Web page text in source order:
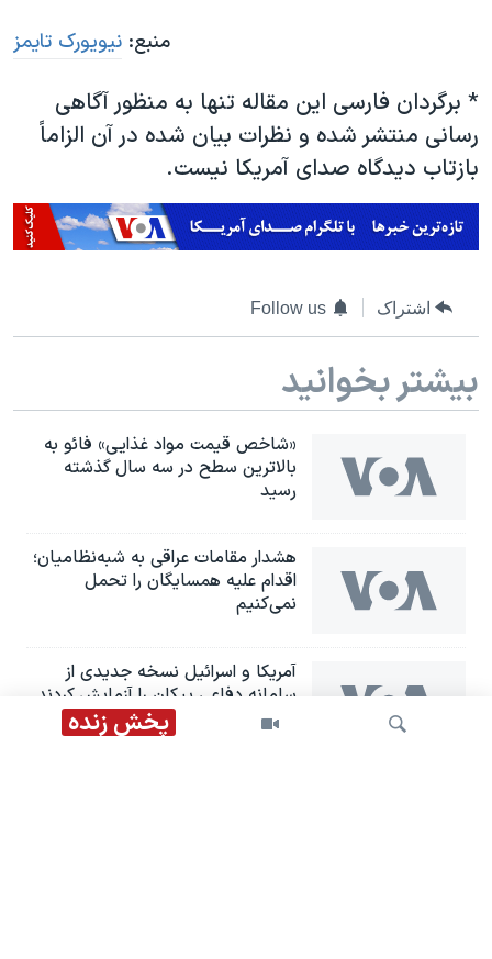
پخش زنده
منبع: نیویورک تایمز
* برگردان فارسی این مقاله تنها به منظور آگاهی
رسانی منتشر شده و نظرات بیان شده در آن الزاماً
بازتاب دیدگاه صدای آمریکا نیست.
اشتراک Follow us
بیشتر بخوانید
«شاخص قیمت مواد غذایی» فائو به
بالاترین سطح در سه سال گذشته
رسید
هشدار مقامات عراقی به شبه‌نظامیان؛
اقدام علیه همسایگان را تحمل
نمی‌کنیم
آمریکا و اسرائیل نسخه جدیدی از
سامانه دفاعی پیکان را آزمایش کردند